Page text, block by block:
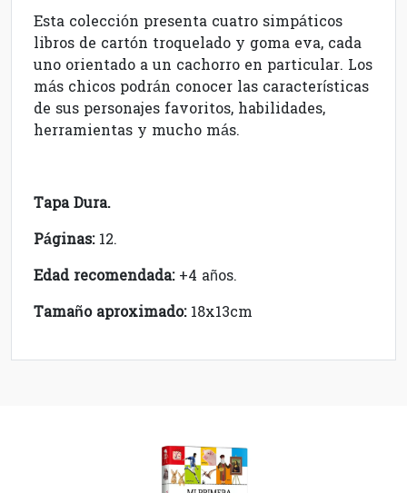
Esta colección presenta cuatro simpáticos
libros de cartón troquelado y goma eva, cada
uno orientado a un cachorro en particular. Los
más chicos podrán conocer las características
de sus personajes favoritos, habilidades,
herramientas y mucho más.
Tapa Dura.
Páginas:12.
Edad recomendada:+4 años.
Tamaño aproximado:18x13cm